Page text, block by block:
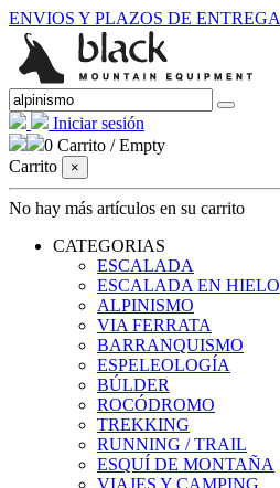
ENVIOS Y PLAZOS DE ENTREGA
Iniciar sesión
0 Carrito /Empty
Carrito
×
No hay más artículos en su carrito
CATEGORIAS
ESCALADA
ESCALADA EN HIELO
ALPINISMO
VIA FERRATA
BARRANQUISMO
ESPELEOLOGÍA
BÚLDER
ROCÓDROMO
TREKKING
RUNNING / TRAIL
ESQUÍ DE MONTAÑA
VIAJES Y CAMPING